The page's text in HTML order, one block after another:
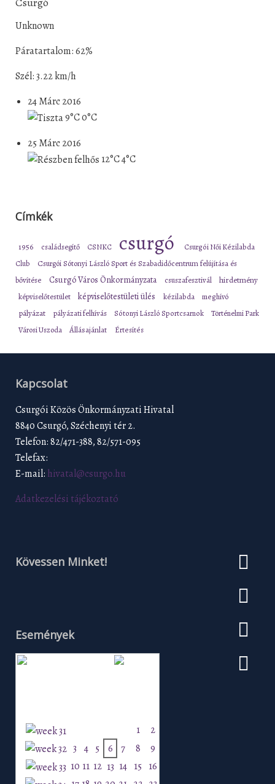
Unknown
Páratartalom: 62%
Szél: 3.22 km/h
24 Márc 2016
9°C0°C
25 Márc 2016
12°C4°C
Címkék
1956 családsegítő CSNKC csurgó
Csurgói Női Kézilabda
Club
Csurgói Sótonyi László Sport és Szabadidőcentrum felújítása és
bővítése
Csurgó Város Önkormányzata csuszafesztivál hirdetmény
képviselőtestület képviselőtestületi ülés kézilabda meghívó
pályázat pályázati felhívás Sótonyi László Sportcsarnok
Történelmi Park
Városi Uszoda
Állásajánlat Értesítés
Kapcsolat
Csurgói Közös Önkormányzati Hivatal
8840 Csurgó, Széchenyi tér 2.
Telefon: 82/471-388, 82/571-095
Telefax:
E-mail: hivatal@csurgo.hu
Adatkezelési tájékoztató
Kövessen Minket!
Események
1
2
3 4 5 6 7 8
9
10 11 12 13 14 15 16